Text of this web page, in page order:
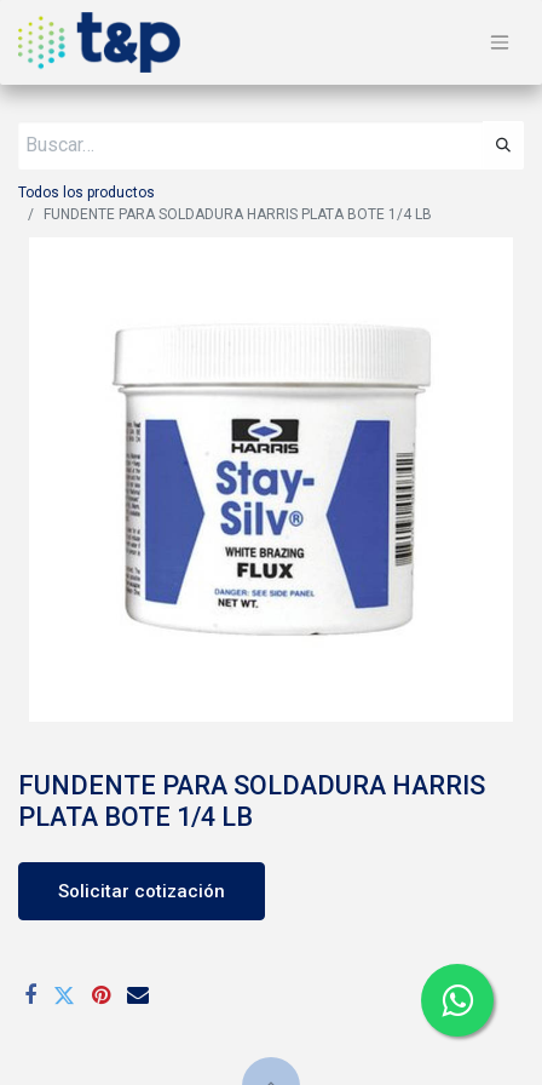
Todos los productos
FUNDENTE PARA SOLDADURA HARRIS PLATA BOTE 1/4 LB
FUNDENTE PARA SOLDADURA HARRIS
PLATA BOTE 1/4 LB
Solicitar cotización